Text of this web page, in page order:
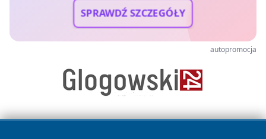
SPRAWDŹ SZCZEGÓŁY
autopromocja